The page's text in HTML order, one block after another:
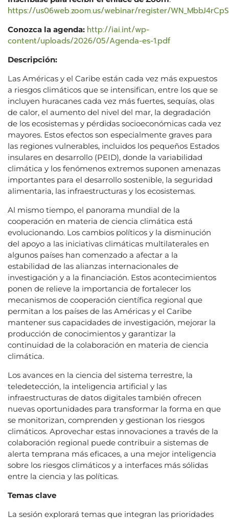
https://us06web.zoom.us/webinar/register/
Conozca la agenda: http://iai.int/wp-
content/uploads/2026/05/Agenda-es-1.pdf
Descripción:
Las Américas y el Caribe están cada vez más expuestos
a riesgos climáticos que se intensifican, entre los que se
incluyen huracanes cada vez más fuertes, sequías, olas
de calor, el aumento del nivel del mar, la degradación
de los ecosistemas y pérdidas socioeconómicas cada vez
mayores. Estos efectos son especialmente graves para
las regiones vulnerables, incluidos los pequeños Estados
insulares en desarrollo (PEID), donde la variabilidad
climática y los fenómenos extremos suponen amenazas
importantes para el desarrollo sostenible, la seguridad
alimentaria, las infraestructuras y los ecosistemas.
Al mismo tiempo, el panorama mundial de la
cooperación en materia de ciencia climática está
evolucionando. Los cambios políticos y la disminución
del apoyo a las iniciativas climáticas multilaterales en
algunos países han comenzado a afectar a la
estabilidad de las alianzas internacionales de
investigación y a la financiación. Estos acontecimientos
ponen de relieve la importancia de fortalecer los
mecanismos de cooperación científica regional que
permitan a los países de las Américas y el Caribe
mantener sus capacidades de investigación, mejorar la
producción de conocimientos y garantizar la
continuidad de la colaboración en materia de ciencia
climática.
Los avances en la ciencia del sistema terrestre, la
teledetección, la inteligencia artificial y las
infraestructuras de datos digitales también ofrecen
nuevas oportunidades para transformar la forma en que
se monitorizan, comprenden y gestionan los riesgos
climáticos. Aprovechar estas innovaciones a través de la
colaboración regional puede contribuir a sistemas de
alerta temprana más eficaces, a una mejor inteligencia
sobre los riesgos climáticos y a interfaces más sólidas
entre la ciencia y las políticas.
Temas clave
La sesión explorará temas que integran las prioridades